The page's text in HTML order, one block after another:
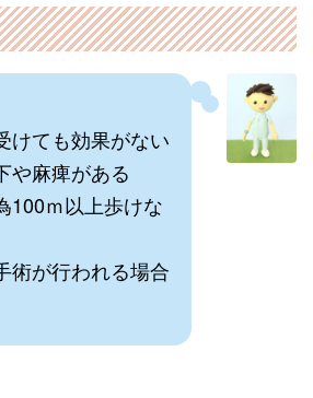
けても効果がない
や麻痺がある
100ｍ以上歩けな
術が行われる場合